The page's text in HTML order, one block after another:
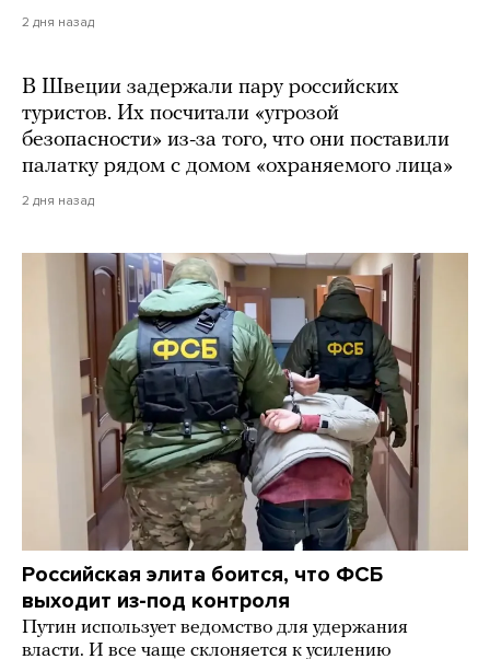
2 дня назад
В Швеции задержали пару российских
туристов. Их посчитали «угрозой
безопасности» из-за того, что они поставили
палатку рядом с домом «охраняемого лица»
2 дня назад
Российская элита боится, что ФСБ
выходит из-под контроля
Путин использует ведомство для удержания
власти. И все чаще склоняется к усилению